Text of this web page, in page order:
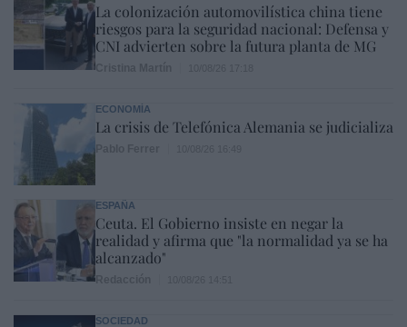
La colonización automovilística china tiene
riesgos para la seguridad nacional: Defensa y
CNI advierten sobre la futura planta de MG
ECONOMÍA
La crisis de Telefónica Alemania se judicializa
ESPAÑA
Ceuta. El Gobierno insiste en negar la
realidad y afirma que "la normalidad ya se ha
alcanzado"
SOCIEDAD